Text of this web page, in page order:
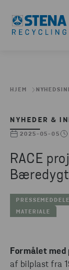
HJEM
NYHEDER &
2025-05-05
RACE
MATERIALE
Formålet
af bilplast fra